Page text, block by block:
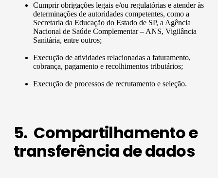
Cumprir obrigações legais e/ou regulatórias e atender às
determinações de autoridades competentes, como a
Secretaria da Educação do Estado de SP, a Agência
Nacional de Saúde Complementar – ANS, Vigilância
Sanitária, entre outros;
Execução de atividades relacionadas a faturamento,
cobrança, pagamento e recolhimentos tributários;
Execução de processos de recrutamento e seleção.
5. Compartilhamento e
transferência de dados